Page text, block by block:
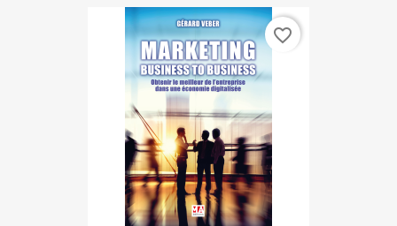
favorite_border